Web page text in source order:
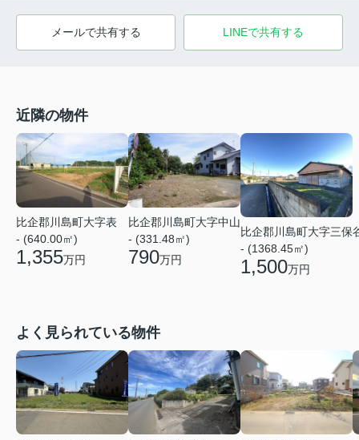
メールで共有する LINEで共有する
近隣の物件
比企郡川島町大字表
- (640.00㎡)
1,355万円
比企郡川島町大字中山
- (331.48㎡)
790万円
比企郡川島町大字三保
- (1368.45㎡)
1,500万円
よく見られている物件